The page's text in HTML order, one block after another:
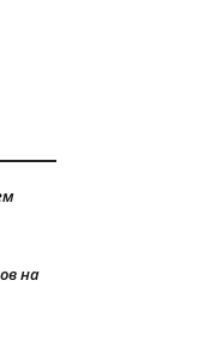
на